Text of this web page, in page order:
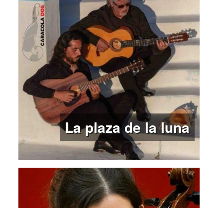
La plaza de la luna